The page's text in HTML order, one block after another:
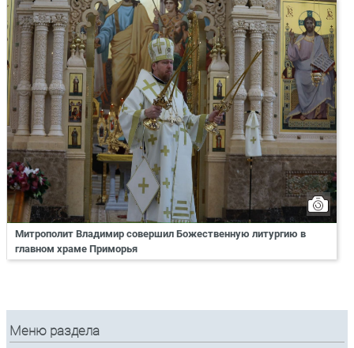
Митрополит Владимир совершил Божественную литургию в
главном храме Приморья
Меню раздела